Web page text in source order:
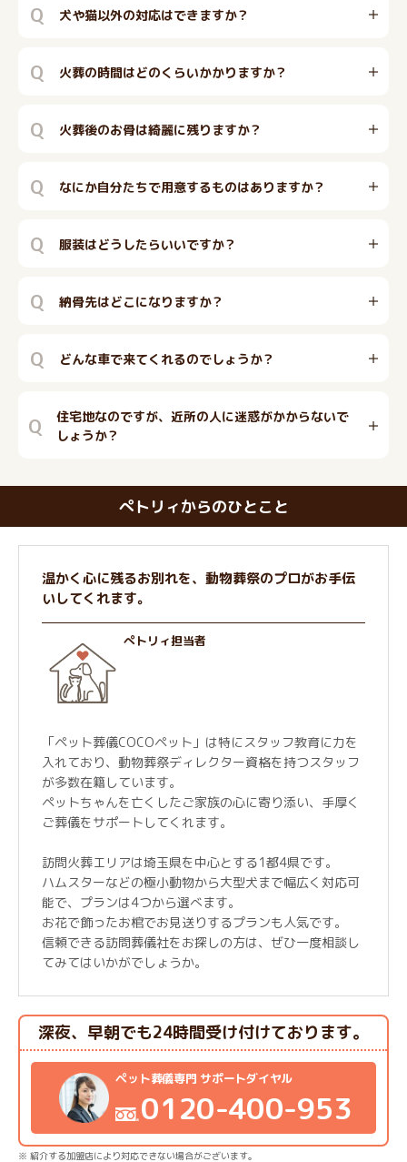
Q 犬や猫以外の対応はできますか？
Q 火葬の時間はどのくらいかかりますか？
Q 火葬後のお骨は綺麗に残りますか？
Q なにか自分たちで用意するものはありますか？
Q 服装はどうしたらいいですか？
Q 納骨先はどこになりますか？
Q どんな車で来てくれるのでしょうか？
Q
住宅地なのですが、近所の人に迷惑がかからないで
しょうか？
ぺトリィからのひとこと
温かく心に残るお別れを、動物葬祭のプロがお手伝
いしてくれます。
ぺトリィ担当者
「ペット葬儀COCOペット」は特にスタッフ教育に力を
入れており、動物葬祭ディレクター資格を持つスタッフ
が多数在籍しています。
ペットちゃんを亡くしたご家族の心に寄り添い、手厚く
ご葬儀をサポートしてくれます。
訪問火葬エリアは埼玉県を中心とする1都4県です。
ハムスターなどの極小動物から大型犬まで幅広く対応可
能で、プランは4つから選べます。
お花で飾ったお棺でお見送りするプランも人気です。
信頼できる訪問葬儀社をお探しの方は、ぜひ一度相談し
てみてはいかがでしょうか。
ペット葬儀専門 サポートダイヤル
0120-400-953
深夜、早朝でも24時間受け付けております。
※ 紹介する加盟店により対応できない場合がございます。